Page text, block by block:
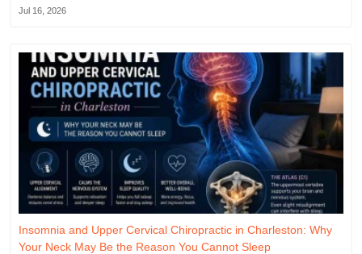
Jul 16, 2026
Insomnia and Upper Cervical Chiropractic in Charleston: Why
Your Neck May Be the Reason You Cannot Sleep